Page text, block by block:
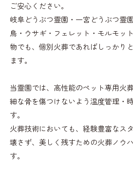
ご安心ください。
岐阜どうぶつ霊園・一宮どうぶつ霊
鳥・ウサギ・フェレット・モルモッ
物でも、個別火葬であればしっかり
ます。
当霊園では、高性能のペット専用火
細な骨を傷つけないよう温度管理・
す。
火葬技術においても、経験豊富なス
壊さず、美しく残すための火葬ノウ
す。